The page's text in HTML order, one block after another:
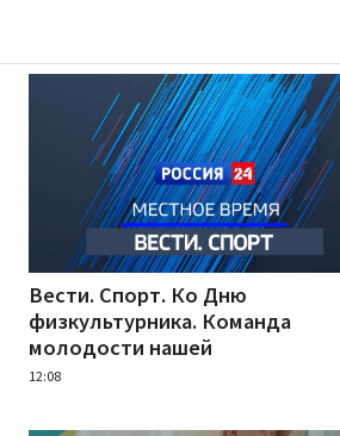
Вести. Спорт. Ко Дню
физкультурника. Команда
молодости нашей
12:08